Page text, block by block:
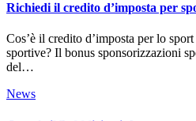
Richiedi il credito d’imposta per
Cos’è il credito d’imposta per lo
sportive? Il bonus sponsorizzazioni
del…
News